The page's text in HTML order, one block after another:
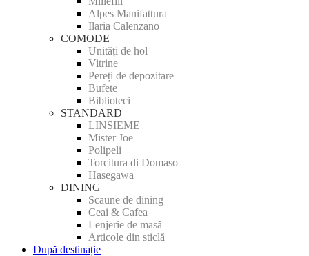
Alpes Manifattura
Ilaria Calenzano
COMODE
Unități de hol
Vitrine
Pereți de depozitare
Bufete
Biblioteci
STANDARD
LINSIEME
Mister Joe
Polipeli
Torcitura di Domaso
Hasegawa
DINING
Scaune de dining
Ceai & Cafea
Lenjerie de masă
Articole din sticlă
După destinație